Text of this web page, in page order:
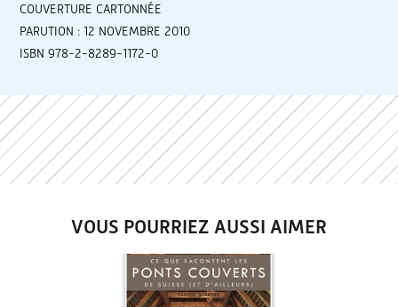
COUVERTURE CARTONNÉE
PARUTION : 12 NOVEMBRE 2010
ISBN 978-2-8289-1172-0
VOUS POURRIEZ AUSSI AIMER